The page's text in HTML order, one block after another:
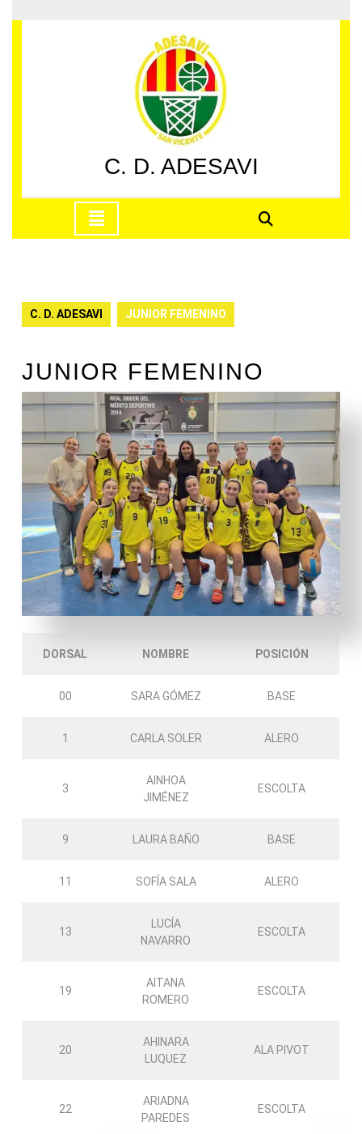
al
C. D. ADESAVI
apertura
C. D. ADESAVI JUNIOR FEMENINO
JUNIOR FEMENINO
DORSAL NOMBRE POSICIÓN
00 SARA GÓMEZ BASE
1 CARLA SOLER ALERO
3
AINHOA
JIMÉNEZ
ESCOLTA
9 LAURA BAÑO BASE
11 SOFÍA SALA ALERO
13
LUCÍA
NAVARRO
ESCOLTA
19
AITANA
ROMERO
ESCOLTA
20
AHINARA
LUQUEZ
ALA PIVOT
22
ARIADNA
PAREDES
ESCOLTA